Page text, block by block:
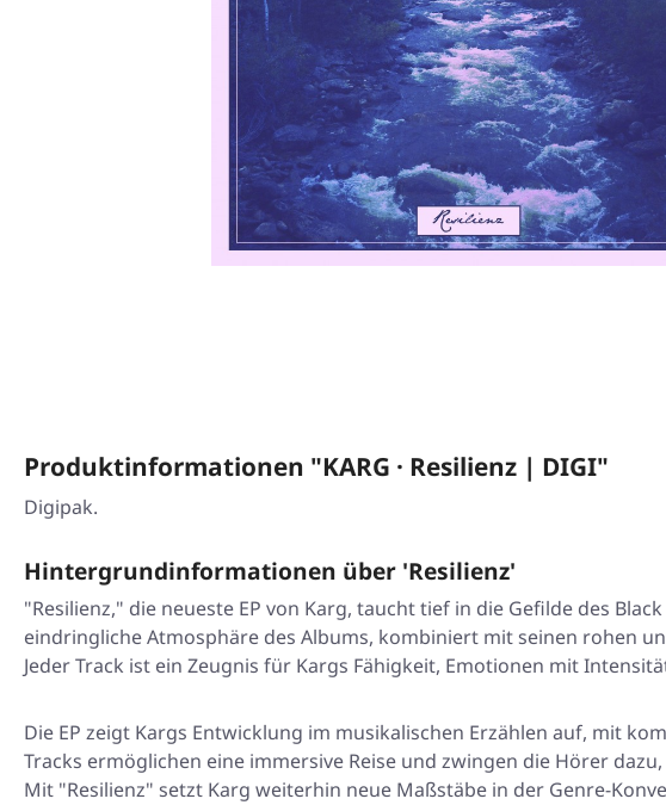
Produktinformationen "KARG · Resilienz | DIGI"
Digipak.
Hintergrundinformationen über 'Resilienz'
"Resilienz," die neueste EP von Karg, taucht tief in die Gefilde des
eindringliche Atmosphäre des Albums, kombiniert mit seinen rohen
Jeder Track ist ein Zeugnis für Kargs Fähigkeit, Emotionen mit
Die EP zeigt Kargs Entwicklung im musikalischen Erzählen auf, mit
Tracks ermöglichen eine immersive Reise und zwingen die Hörer
Mit "Resilienz" setzt Karg weiterhin neue Maßstäbe in der Genre-